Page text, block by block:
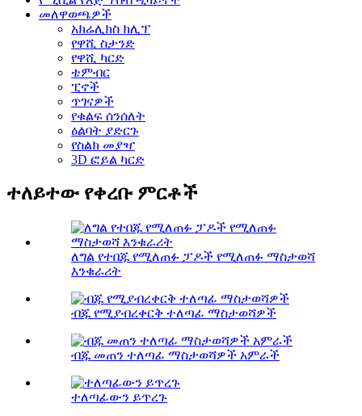
መለዋወጫዎች
አክሬሊክስ ክሊፕ
የዋሺ ስታንድ
የዋሺ ካርድ
ቴምብር
ፒኖች
ጥገናዎች
የቁልፍ ሰንሰለት
ዕልባት ያድርጉ
የስልክ መያዣ
3D ፎይል ካርድ
ተለይተው የቀረቡ ምርቶች
ለግል የተበጁ የሚለጠፉ ፓዶች የሚለጠፉ ማስታወሻ
እንቁራሪት
ብጁ የሚያብረቀርቅ ተለጣፊ ማስታወሻዎች
ብጁ መጠን ተለጣፊ ማስታወሻዎች አምራች
ተለጣፊውን ይጥረጉ